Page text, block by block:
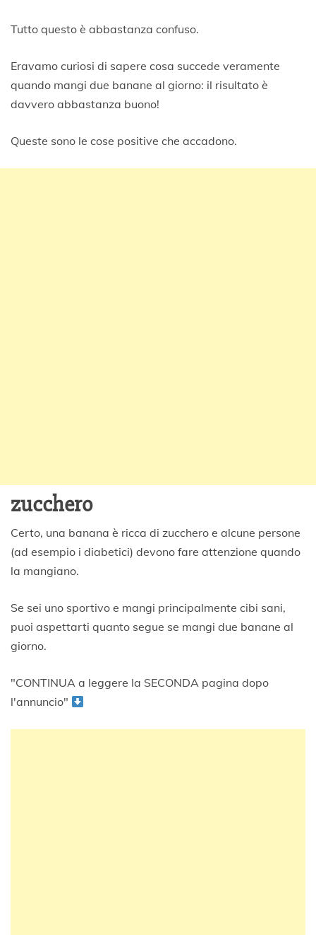
Tutto questo è abbastanza confuso.
Eravamo curiosi di sapere cosa succede veramente
quando mangi due banane al giorno: il risultato è
davvero abbastanza buono!
Queste sono le cose positive che accadono.
zucchero
Certo, una banana è ricca di zucchero e alcune persone
(ad esempio i diabetici) devono fare attenzione quando
la mangiano.
Se sei uno sportivo e mangi principalmente cibi sani,
puoi aspettarti quanto segue se mangi due banane al
giorno.
"CONTINUA a leggere la SECONDA pagina dopo
l'annuncio"